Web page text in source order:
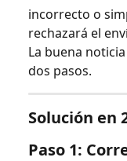
incorrecto o
rechazará el
La buena
dos pasos.
Solución en
Paso 1: